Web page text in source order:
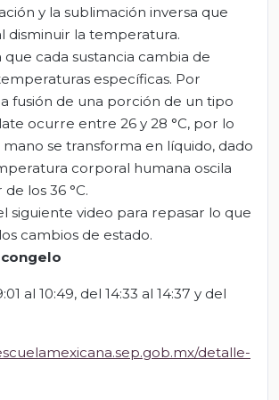
y la sublimación inversa que
disminuir la temperatura.
que cada sustancia cambia de
específicas. Por
fusión de una porción de un tipo
ocurre entre 26 y 28 °C, por lo
se transforma en líquido, dado
corporal humana oscila
los 36 °C.
siguiente video para repasar lo que
cambios de estado.
al 10:49, del 14:33 al 14:37 y del
detalle-